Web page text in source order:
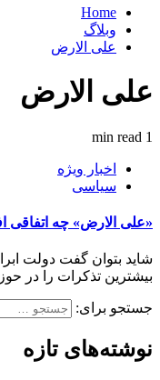
Home
وبلاگ
علی الارض
علی الارض
1 min read
اخبار ویژه
سیاسی
«علی الارض» چه اتفاقی
شاید بتوان گفت دولت
بیشترین تذکرات را در
جستجو برای:
نوشته‌های تازه